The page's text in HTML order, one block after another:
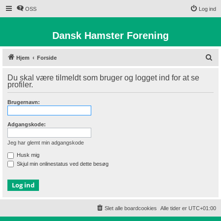
OSS Log ind
Dansk Hamster Forening
Hjem Forside
Du skal være tilmeldt som bruger og logget ind for at se
profiler.
Brugernavn:
Adgangskode:
Jeg har glemt min adgangskode
Husk mig
Skjul min onlinestatus ved dette besøg
Alle tider er UTC+01:00
Slet alle boardcookies